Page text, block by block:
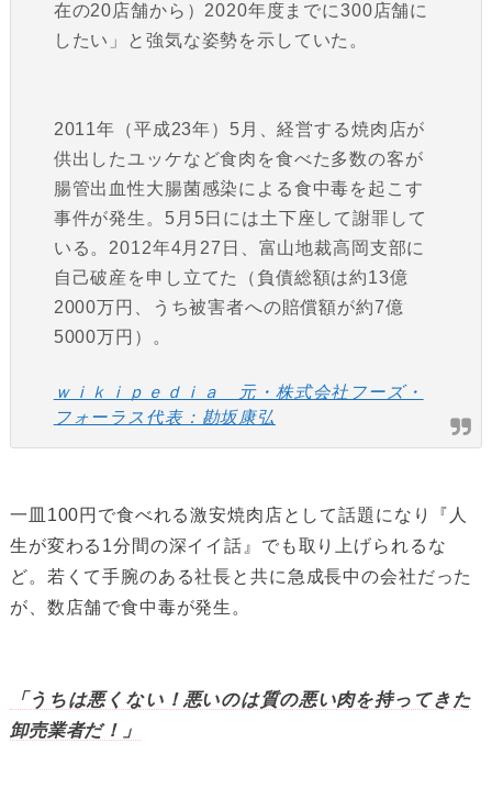
在の20店舗から）2020年度までに300店舗に
したい」と強気な姿勢を示していた。
2011年（平成23年）5月、経営する焼肉店が
供出したユッケなど食肉を食べた多数の客が
腸管出血性大腸菌感染による食中毒を起こす
事件が発生。5月5日には土下座して謝罪して
いる。2012年4月27日、富山地裁高岡支部に
自己破産を申し立てた（負債総額は約13億
2000万円、うち被害者への賠償額が約7億
5000万円）。
ｗｉｋｉｐｅｄｉａ 元・株式会社フーズ・
フォーラス代表：勘坂康弘
一皿100円で食べれる激安焼肉店として話題になり『人
生が変わる1分間の深イイ話』でも取り上げられるな
ど。若くて手腕のある社長と共に急成長中の会社だった
が、数店舗で食中毒が発生。
「うちは悪くない！悪いのは質の悪い肉を持ってきた
卸売業者だ！」